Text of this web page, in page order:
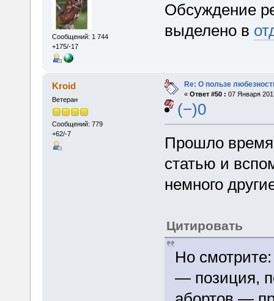
Сообщений: 1 744
+175/-17
Обсуждение
выделено в
Kroid
Ветеран
Сообщений: 779
+62/-7
Re: О пользе
« Ответ #50 : 07 Января
(−)0
Прошло
статью и
немного
Цитировать
Но
— позиция,